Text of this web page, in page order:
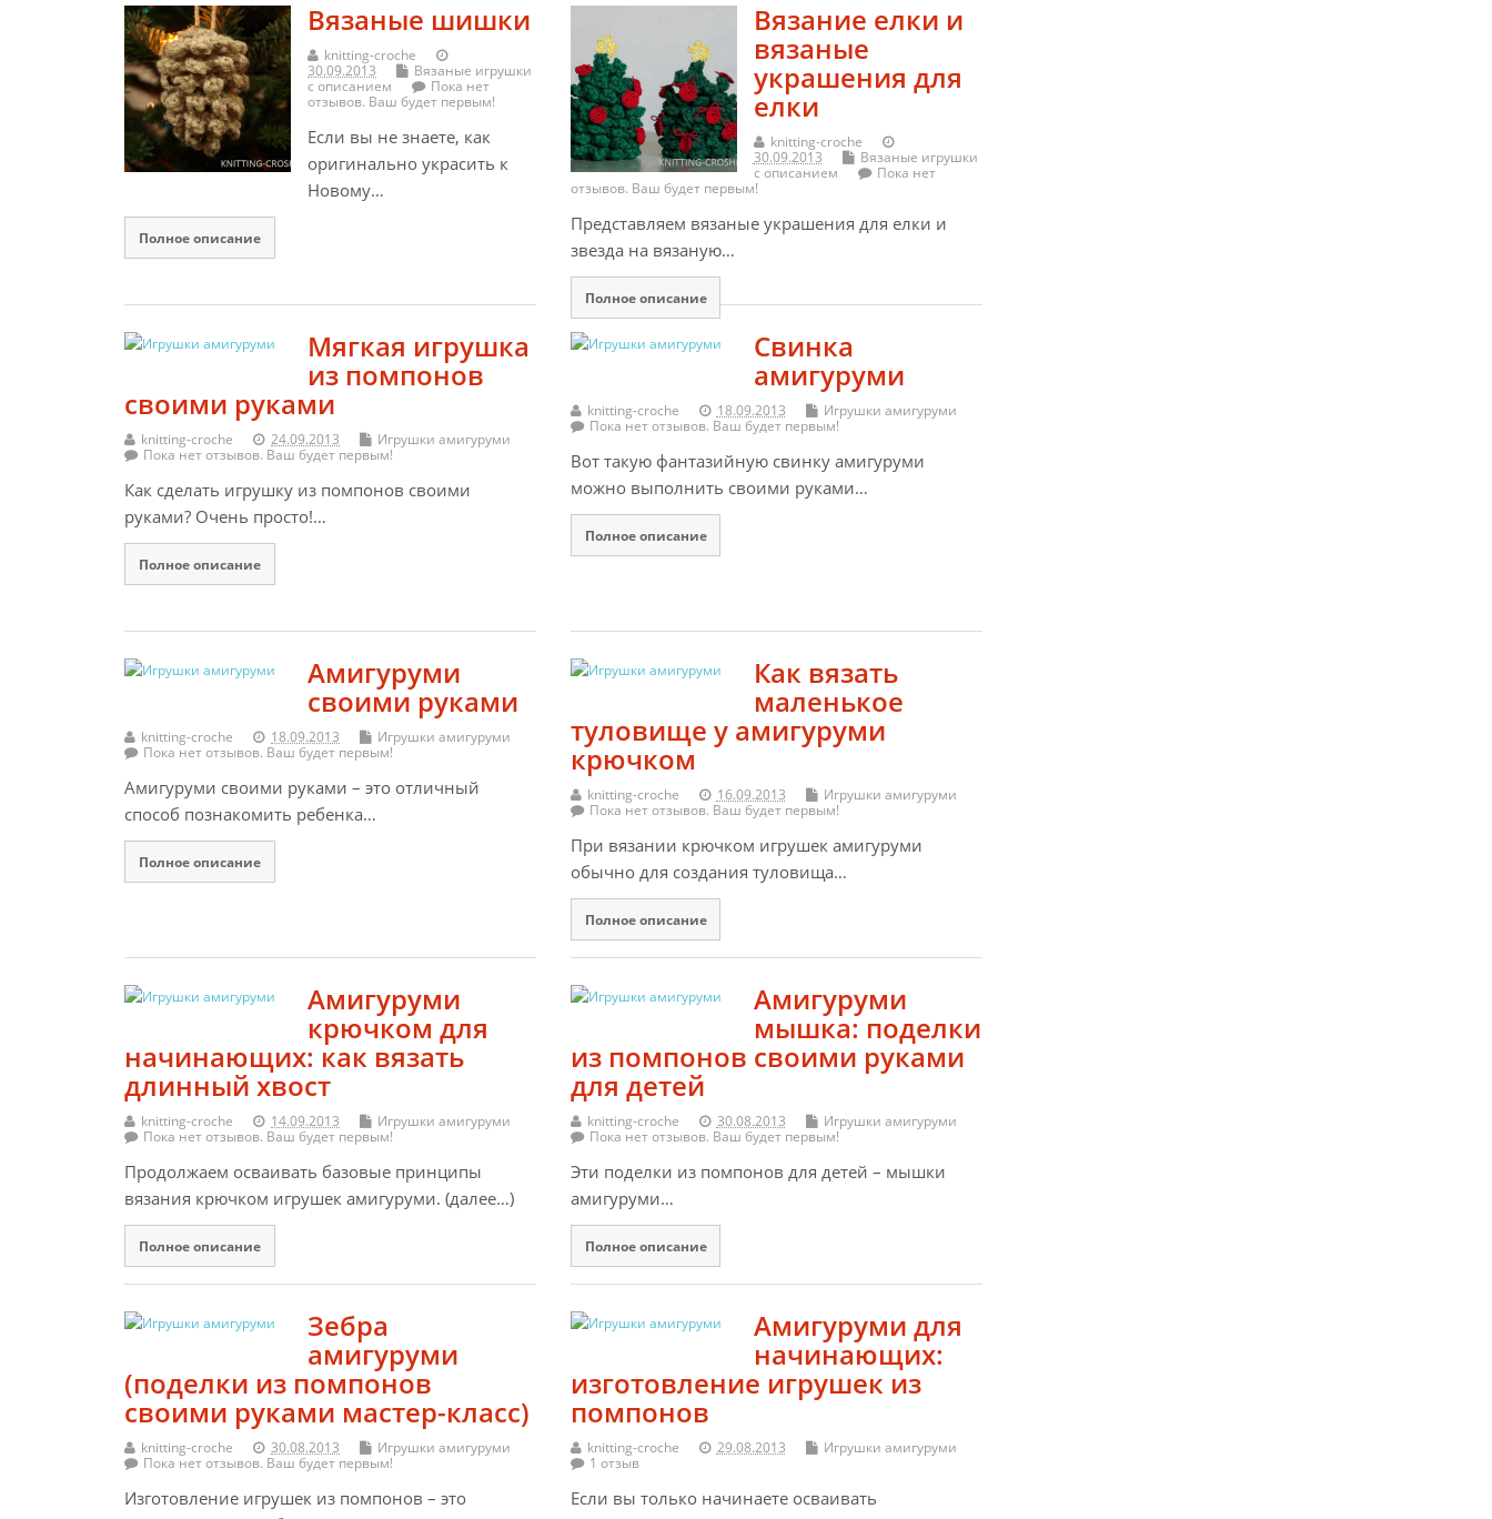
Вязаные шишки
knitting-croche
30.09.2013
Вязаные игрушки
с описанием
Пока нет
отзывов. Ваш будет первым!
Если вы не знаете, как
оригинально украсить к
Новому…
Полное описание
Вязание елки и
вязаные
украшения для
елки
knitting-croche
30.09.2013
Вязаные игрушки
с описанием
Пока нет
отзывов. Ваш будет первым!
Представляем вязаные украшения для елки и
звезда на вязаную…
Полное описание
Мягкая игрушка
из помпонов
своими руками
knitting-croche 24.09.2013
Игрушки амигуруми
Пока нет отзывов. Ваш будет первым!
Как сделать игрушку из помпонов своими
руками? Очень просто!…
Полное описание
Свинка
амигуруми
knitting-croche 18.09.2013
Игрушки амигуруми
Пока нет отзывов. Ваш будет первым!
Вот такую фантазийную свинку амигуруми
можно выполнить своими руками…
Полное описание
Амигуруми
своими руками
knitting-croche 18.09.2013
Игрушки амигуруми
Пока нет отзывов. Ваш будет первым!
Амигуруми своими руками – это отличный
способ познакомить ребенка…
Полное описание
Как вязать
маленькое
туловище у амигуруми
крючком
knitting-croche 16.09.2013
Игрушки амигуруми
Пока нет отзывов. Ваш будет первым!
При вязании крючком игрушек амигуруми
обычно для создания туловища…
Полное описание
Амигуруми
крючком для
начинающих: как вязать
длинный хвост
knitting-croche 14.09.2013
Игрушки амигуруми
Пока нет отзывов. Ваш будет первым!
Продолжаем осваивать базовые принципы
вязания крючком игрушек амигуруми. (далее…)
Полное описание
Амигуруми
мышка: поделки
из помпонов своими руками
для детей
knitting-croche 30.08.2013
Игрушки амигуруми
Пока нет отзывов. Ваш будет первым!
Эти поделки из помпонов для детей – мышки
амигуруми…
Полное описание
Зебра
амигуруми
(поделки из помпонов
своими руками мастер-класс)
knitting-croche 30.08.2013
Игрушки амигуруми
Пока нет отзывов. Ваш будет первым!
Изготовление игрушек из помпонов – это
Амигуруми для
начинающих:
изготовление игрушек из
помпонов
knitting-croche 29.08.2013
Игрушки амигуруми
1 отзыв
Если вы только начинаете осваивать